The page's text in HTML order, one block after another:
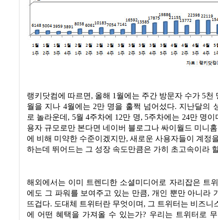
랭키닷컴에 따르면, 올해 1월에는 주간 방문자 수가 5천
월을 지나 4월에는 2만 명을 훌쩍 넘어섰다. 지난달의
로 놀라운데 , 5월 4주차에 12만 명, 5주차에는 24만 명이
용자 규모로만 본다면 네이버 블로그나 싸이월드 미니
에 비해 미약한 수준이겠지만, 새로운 사용자들이 계정
하는데 뛰어드는 그 성장 속도만큼은 가히 초고속이라
해외에서는 이미 트렌디한 소셜미디어로 자리잡은 트
에도 그 파워를 보여주고 있는 만큼, 개인 뿐만 아니라
뜨겁다. 도대체 트위터란 무엇이며 , 그 트위터는 비즈니
에 어떤 혜택을 가져올 수 있는가? 우리는 트위터로